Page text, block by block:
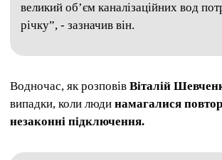
великий об’єм каналізаційних вод
річку”, - зазначив він.
Водночас, як розповів Віталій
випадки, коли люди намагалися
незаконні підключення.